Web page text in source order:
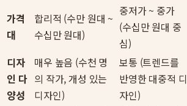
가격
대
합리적 (수만 원대 ~
수십만 원대)
중저가 ~ 중가
(수십만 원대 중
심)
디자
인 다
양성
매우 높음 (수천 명
의 작가, 개성 있는
디자인)
보통 (트렌드를
반영한 대중적 디
자인)